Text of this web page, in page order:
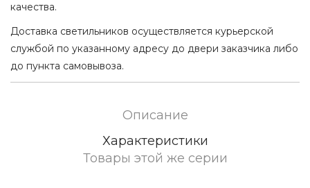
качества.
Доставка светильников осуществляется курьерской
службой по указанному адресу до двери заказчика либо
до пункта самовывоза.
Описание
Характеристики
Товары этой же серии